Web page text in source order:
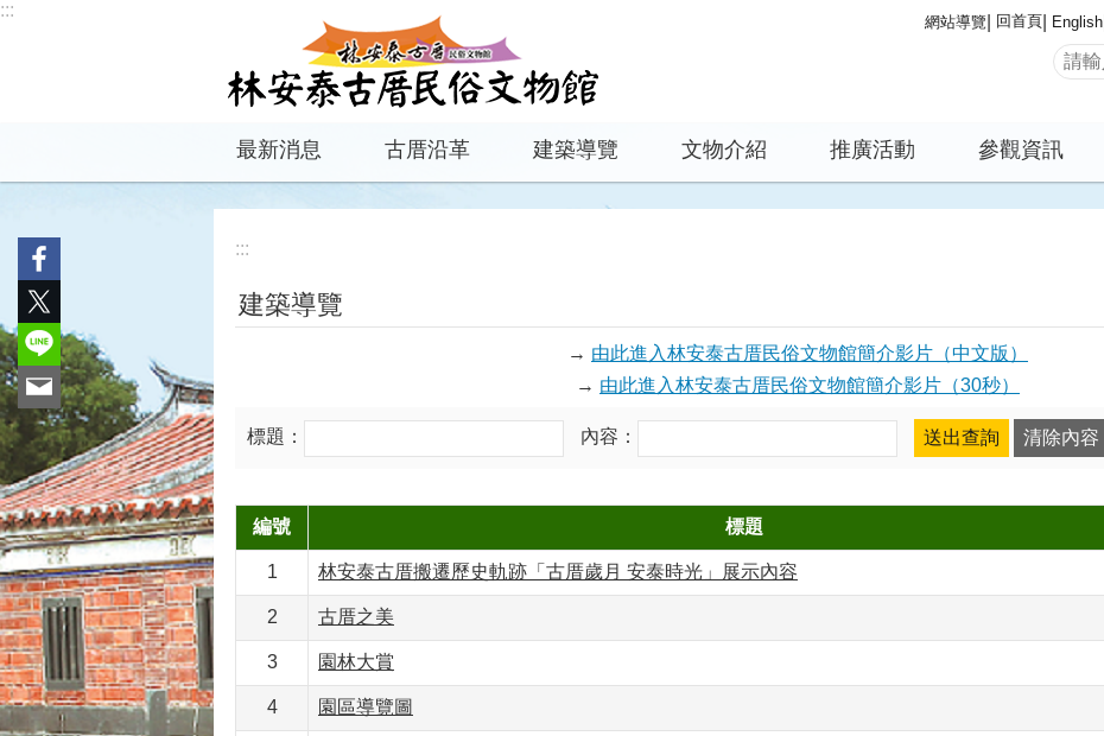
跳到主要內容區塊
:::
網站導覽 回首頁 English
最新消息 古厝沿革 建築導覽 文物介紹 推廣活動 參觀資訊
:::
建築導覽
→ 由此進入林安泰古厝民俗文物館簡介影片（中文版）
→ 由此進入林安泰古厝民俗文物館簡介影片（30秒）
標題： 內容：
編號 標題
1 林安泰古厝搬遷歷史軌跡「古厝歲月 安泰時光」展示內容
2 古厝之美
3 園林大賞
4 園區導覽圖